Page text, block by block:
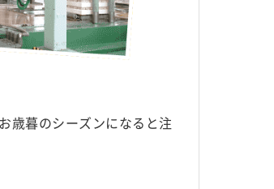
歳暮のシーズンになると注